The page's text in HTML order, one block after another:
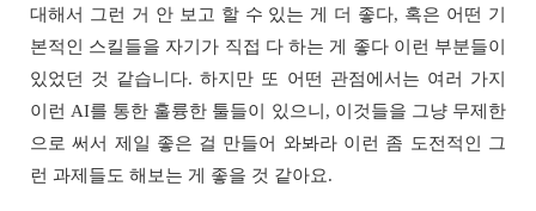
대해서 그런 거 안 보고 할 수 있는 게 더 좋다, 혹은 어떤 기
본적인 스킬들을 자기가 직접 다 하는 게 좋다 이런 부분들이
있었던 것 같습니다. 하지만 또 어떤 관점에서는 여러 가지
이런 AI를 통한 훌륭한 툴들이 있으니, 이것들을 그냥 무제한
으로 써서 제일 좋은 걸 만들어 와봐라 이런 좀 도전적인 그
런 과제들도 해보는 게 좋을 것 같아요.